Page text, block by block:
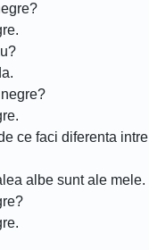
ce faci diferenta intre
albe sunt ale mele.